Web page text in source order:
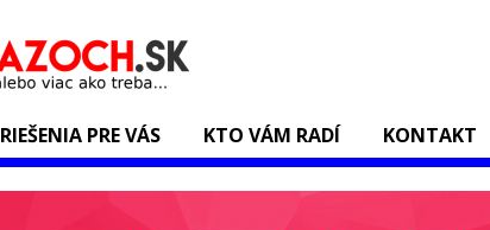
RIEŠENIA PRE VÁS KTO VÁM RADÍ KONTAKT